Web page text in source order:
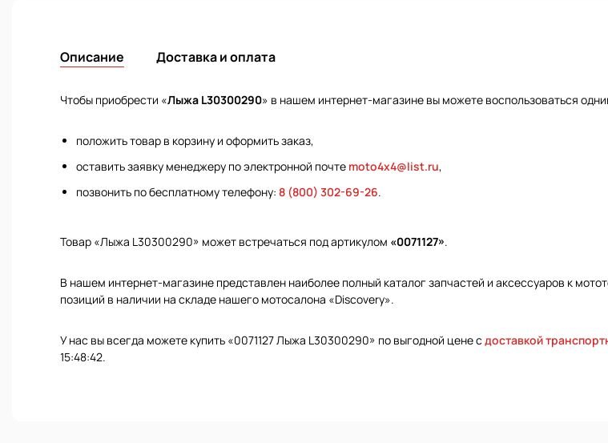
Описание Доставка и оплата
Чтобы приобрести «Лыжа L30300290» в нашем интернет-магазине вы можете воспользоваться
положить товар в корзину и оформить заказ,
оставить заявку менеджеру по электронной почте moto4x4@list.ru,
позвонить по бесплатному телефону: 8 (800) 302-69-26.
Товар «Лыжа L30300290» может встречаться под артикулом «0071127».
В нашем интернет-магазине представлен наиболее полный каталог запчастей и аксессуаров к
позиций в наличии на складе нашего мотосалона «Discovery».
У нас вы всегда можете купить «0071127 Лыжа L30300290» по выгодной цене с доставкой
15:48:42.